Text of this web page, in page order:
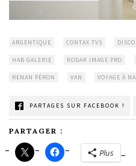
ARGENTIQUE CONTAX TVS
HAB GALERIE KODAK IMAGE PRO
RENAN PÉRON VAN VOYAGE À
PARTAGES SUR FACEBOOK !
PARTAGER :
Plus